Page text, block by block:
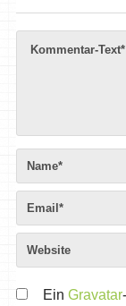
Ein Gravatar